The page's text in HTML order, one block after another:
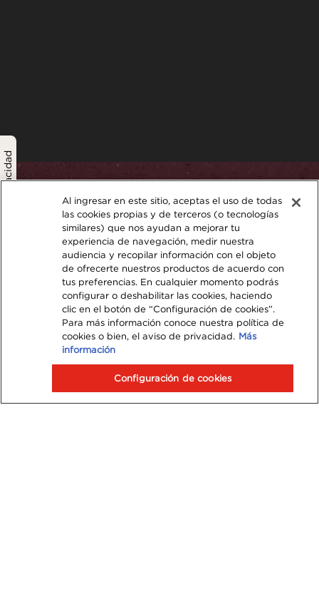
política de privacidad
Al ingresar en este sitio, aceptas el uso de todas
las cookies propias y de terceros (o tecnologías
similares) que nos ayudan a mejorar tu
experiencia de navegación, medir nuestra
audiencia y recopilar información con el objeto
de ofrecerte nuestros productos de acuerdo con
tus preferencias. En cualquier momento podrás
configurar o deshabilitar las cookies, haciendo
clic en el botón de “Configuración de cookies”.
Para más información conoce nuestra política de
cookies o bien, el aviso de privacidad. Más
información
Configuración de cookies